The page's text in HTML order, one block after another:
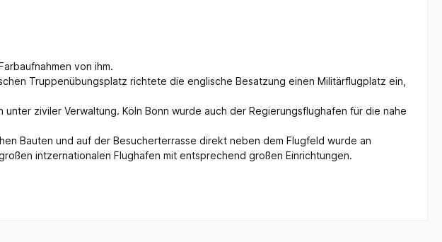
von ihm.
Truppenübungsplatz richtete die englische Besatzung einen Militärflugplatz ein,
ziviler Verwaltung. Köln Bonn wurde auch der Regierungsflughafen für die nahe
Bauten und auf der Besucherterrasse direkt neben dem Flugfeld wurde an
intzernationalen Flughafen mit entsprechend großen Einrichtungen.